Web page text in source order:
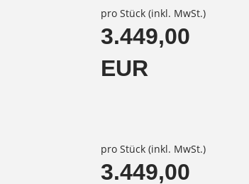
pro Stück (inkl. MwSt.)
3.449,00
EUR
pro Stück (inkl. MwSt.)
3.449,00